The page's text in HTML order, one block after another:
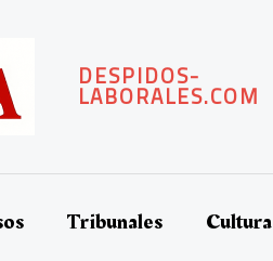
DESPIDOS-
LABORALES.COM
Tribunales Cultura